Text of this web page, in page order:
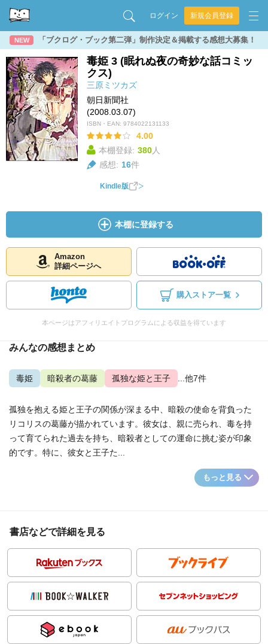
ログイン 新規会員登録
NEW 「ブクログ・ブック第二弾」制作決定＆掲載する感想大募集！
毒姫 3 (眠れぬ夜の奇妙な話コミッ
クス)
三原ミツカズ
朝日新聞社
(2008.03.07)
ISBN・EAN: 9784022131133
4.00
本棚登録: 380人
感想: 16件
Kindle版
本棚に登録する
Amazon
詳細ページへ
購入ストア一覧
本ページはアフィリエイトプログラムによる収益を得ています
みんなの感想まとめ
毒姫 暗殺者の葛藤 孤独な姫と王子 ...他7件
孤独を抱える姫と王子の関係が深まる中、暗殺の使命を背負った
リコリスの葛藤が描かれています。彼女は、親に売られ、毒を持
って育てられた過去を持ち、暗殺者としての運命に挑む姿が印象
的です。特に、彼女と王子た...
もっと見る
書店などで詳細を見る